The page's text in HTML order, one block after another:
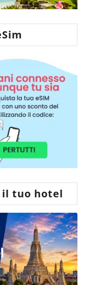
il tuo hotel